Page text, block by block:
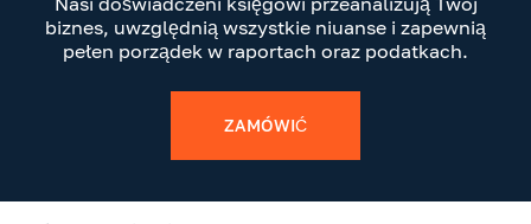
biznes, uwzględnią wszystkie niuanse i zapewnią
pełen porządek w raportach oraz podatkach.
ZAMÓWIĆ